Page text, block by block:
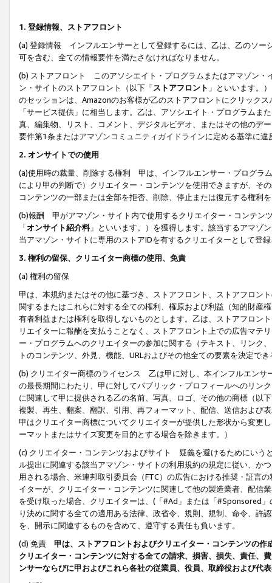
1. 登録情報、ストアフロント
(a) 登録情報 インフルエンサーとして登録するには、乙は、乙のソー
可を含む、全ての情報要件を満たさなければなりません。
(b) ストアフロント このアソシエイト・プログラムまたはアマゾン・
ン・サイトのストアフロント（以下「ストアフロント 」といいます。
のセッションは、Amazonのお客様が乙のストアフロントにクリック
「サービス提供」に相当します。乙は、アソシエイト・プログラム
真、編集物、リスト、コメント、デジタルビデオ、またはその他のデ
要件第1条またはアマゾンコミュニティガイドラインに定める基準に違
2. オンサイトでの使用
(a)使用時の裁量、削除する権利 甲は、インフルエンサー・プログラ
により甲の判断で）クリエイター・コンテンツを使用できますが、そ
コンテンツの一部または全部を拒否、削除、停止または復元する権利
(b)報酬 甲がアマゾン・サイト内で使用するクリエイター・コンテン
「オンサイト紹介料」といいます。）を獲得します。該当するアマゾ
当アマゾン・サイトに専用のストアIDを有するクリエイターとして登
3. 権利の留保、クリエイター商標の使用、免責
(a) 権利の留保
甲は、本規約またはその他に基づき、ストアフロント、ストアフロン
関するまたはこれらに対する全ての権利、権原および利益（知的財産
有者利益または権利を取得しないものとします。乙は、ストアフロン
リエイターに報酬を支払うことなく、ストアフロント上での広告マテ
ー・プログラムへのクリエイターの参加に関する（テキスト、リンク
トのコンテンツ、外見、機能、URLおよびその他全ての要素を決定で
(b) クリエイター商標のライセンス 乙は甲に対し、本インフルエンサ
の最長期間にわたり、甲に対してパブリック・プロフィールへのリン
に関連して甲に提供される乙の名前、写真、ロゴ、その他の商標（以
複製、再生、翻案、翻訳、引用、再フォーマット、配信、送信および
甲はクリエイター商標についてクリエイターが提供した形状から変更
ーマットまたはサイズ変更を目的とする場合を除きます。）
(c) クリエイター・コンテンツおよびサイト 疑義を避けるためにいう
ル提出に関連する該当アマゾン・サイトの利用規約の規定に従い、か
用される場合、米連邦取引委員会（FTC）の広告における推奨・証言
イターが、クリエイター・コンテンツに関連して他の製造業者、配信
を受け取った場合、クリエイターは、(「#Ad」または「#Sponsored
り決めに関する全ての適用ある法律、政省令、規則、規制、命令、許
を、開示に関連するものを含めて、遵守する責任も負います。
(d) 免責 甲は、ストアフロントおよびクリエイター・コンテンツの
クリエイター・コンテンツに対する全ての請求、損害、損失、責任、
ンサーならびに甲およびこれら各社の従業員、役員、取締役および代